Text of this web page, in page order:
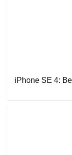
iPhone SE 4: